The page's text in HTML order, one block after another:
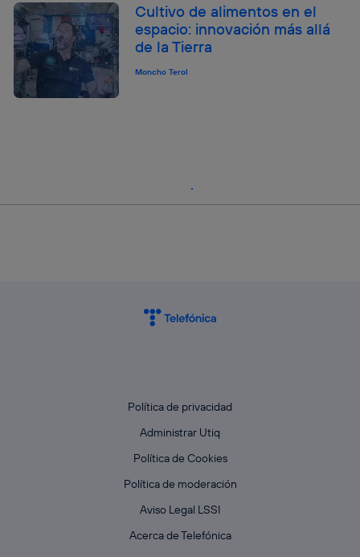
Cultivo de alimentos en el
espacio: innovación más allá
de la Tierra
Moncho Terol
Política de privacidad
Administrar Utiq
Política de Cookies
Política de moderación
Aviso Legal LSSI
Acerca de Telefónica